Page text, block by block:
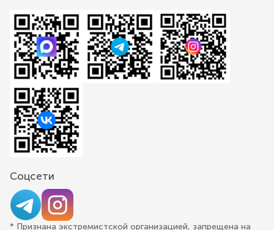
Соцсети
* Признана экстремистской организацией, запрещена на